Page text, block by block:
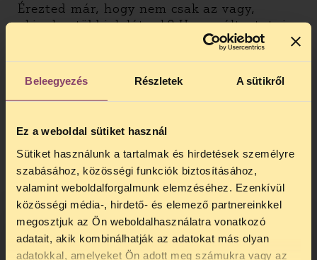
Beleegyezés Részletek A sütikről
Ez a weboldal sütiket használ
Sütiket használunk a tartalmak és hirdetések személyre
szabásához, közösségi funkciók biztosításához,
valamint weboldalforgalmunk elemzéséhez. Ezenkívül
közösségi média-, hirdető- és elemező partnereinkkel
megosztjuk az Ön weboldalhasználatra vonatkozó
adatait, akik kombinálhatják az adatokat más olyan
adatokkal, amelyeket Ön adott meg számukra vagy az
Érezted már, hogy nem csak az vagy,
akinek a többiek látnak? Hogy változtatni
akarsz? Hogy ami van, az nem
változás
Fellépők:Závada Péter slammer, Turay
Gaya Arutyunyan énekesnő, zeneszerző,
a Momentán Társulata improvizációs
színház
IRÁNYTŰ/ “Vagyok, akivé szeretnék
lenni”